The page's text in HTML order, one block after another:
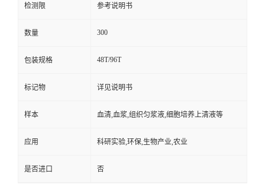
检测限 参考说明书
数量 300
包装规格 48T/96T
标记物 详见说明书
样本 血清,血浆,组织匀浆液,细胞培养上清液等
应用 科研实验,环保,生物产业,农业
是否进口 否